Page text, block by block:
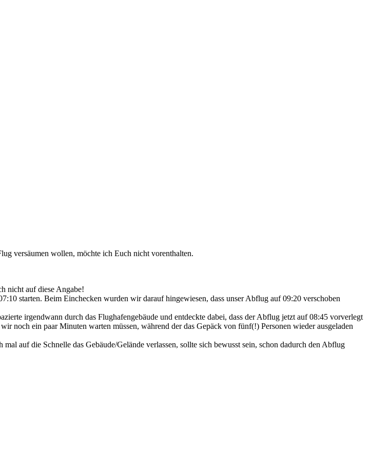
versäumen wollen, möchte ich Euch nicht vorenthalten.
nicht auf diese Angabe!
starten. Beim Einchecken wurden wir darauf hingewiesen, dass unser Abflug auf 09:20 verschoben
irgendwann durch das Flughafengebäude und entdeckte dabei, dass der Abflug jetzt auf 08:45 vorverlegt
noch ein paar Minuten warten müssen, während der das Gepäck von fünf(!) Personen wieder ausgeladen
auf die Schnelle das Gebäude/Gelände verlassen, sollte sich bewusst sein, schon dadurch den Abflug